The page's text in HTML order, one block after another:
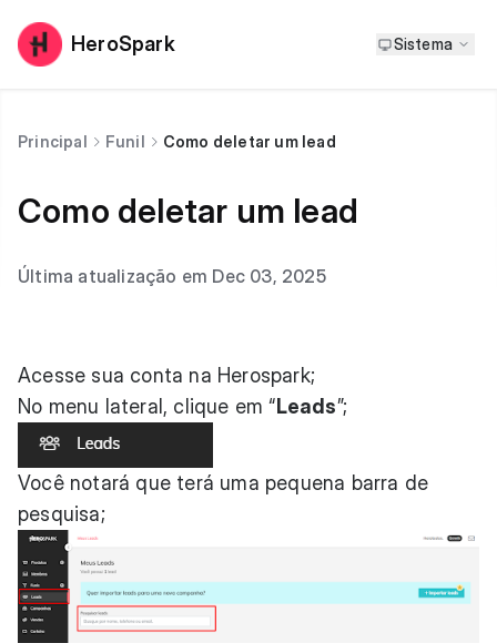
HeroSpark Sistema
Principal Funil Como deletar um lead
Como deletar um lead
Última atualização em Dec 03, 2025
Acesse sua conta na Herospark;
No menu lateral, clique em “Leads”;
Você notará que terá uma pequena barra de
pesquisa;